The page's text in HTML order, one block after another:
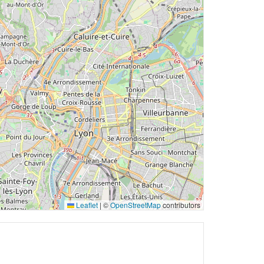
Leaflet |©OpenStreetMapcontributors